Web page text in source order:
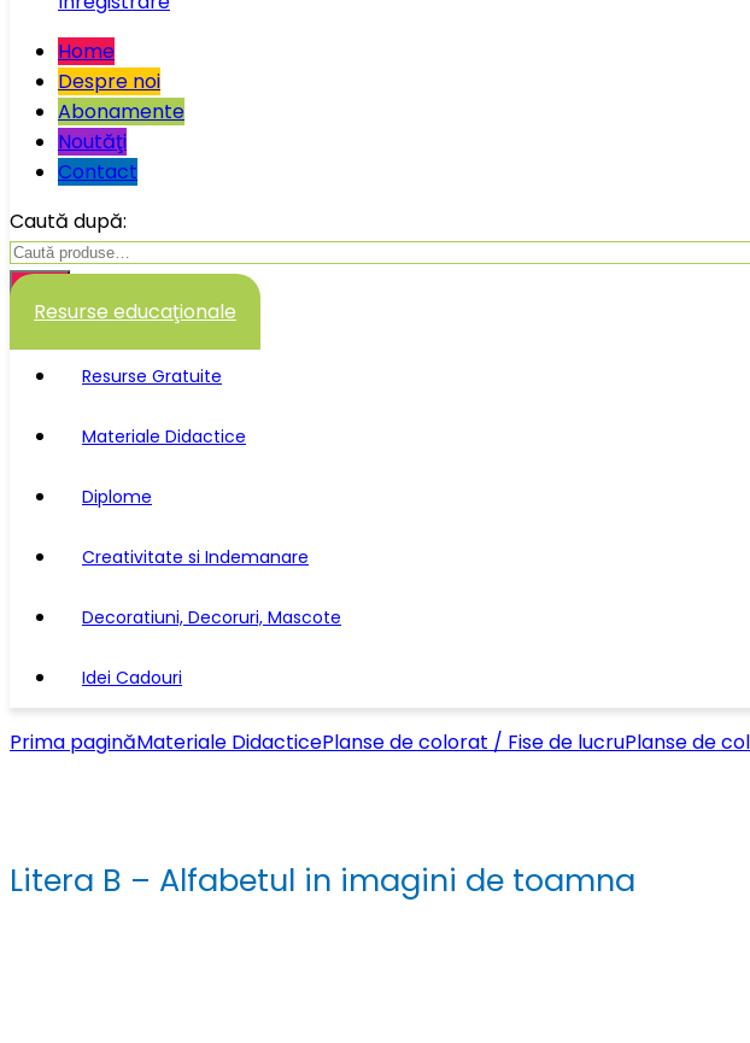
Home
Despre noi
Abonamente
Noutăţi
Contact
Caută după:
Caută
Resurse educaţionale
Resurse Gratuite
Materiale Didactice
Diplome
Creativitate si Indemanare
Decoratiuni, Decoruri, Mascote
Idei Cadouri
Prima paginăMateriale DidacticePlanse de colorat / Fise de lucruPlanse de
Litera B – Alfabetul in imagini de toamna